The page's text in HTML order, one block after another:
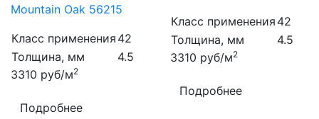
Mountain Oak 56215
Класс применения 42
Толщина, мм
4.5
3310 руб/м2
Подробнее
Класс применения 42
Толщина, мм
4.5
3310 руб/м2
Подробнее